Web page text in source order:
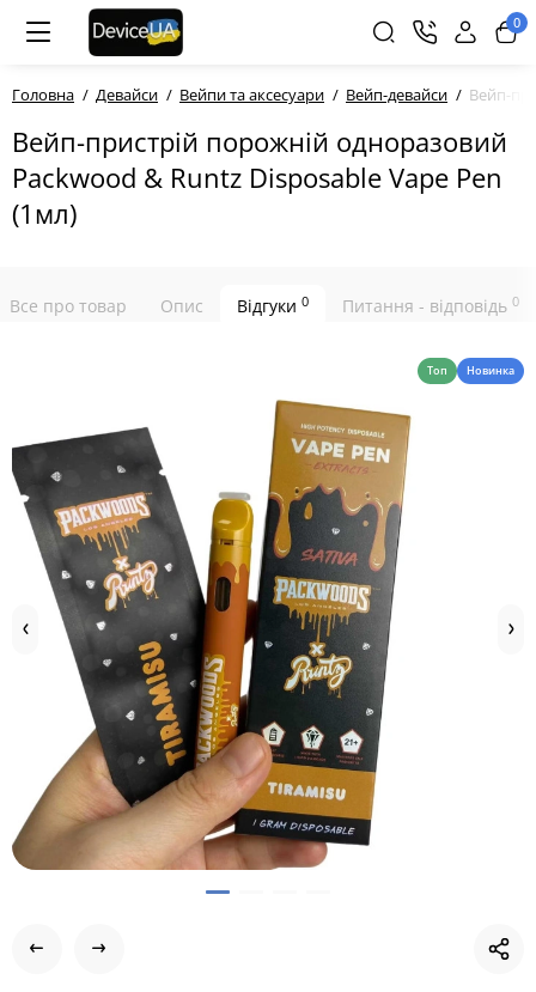
0
Головна Девайси Вейпи та аксесуари Вейп-девайси Вейп-
Вейп-пристрій порожній одноразовий
Packwood & Runtz Disposable Vape Pen
(1мл)
Все про товар Опис Відгуки 0 Питання - відповідь 0
Топ Новинка